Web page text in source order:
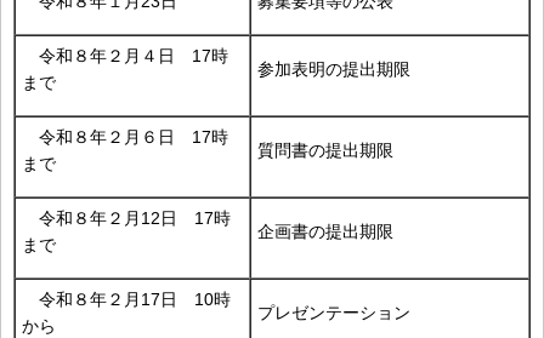
令和８年２月４日 17時
まで
参加表明の提出期限
令和８年２月６日 17時
まで
質問書の提出期限
令和８年２月12日 17時
まで
企画書の提出期限
令和８年２月17日 10時
から
プレゼンテーション